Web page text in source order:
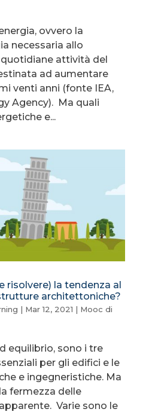
ovvero la
necessaria allo
attività del
ad aumentare
venti anni (fonte IEA,
Agency). Ma quali
e...
risolvere) la tendenza al
architettoniche?
| Mar 12, 2021 | Mooc di
equilibrio, sono i tre
per gli edifici e le
e ingegneristiche. Ma
fermezza delle
Varie sono le